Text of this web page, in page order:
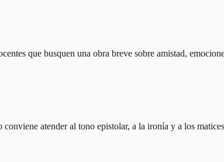
que busquen una obra breve sobre amistad,
atender al tono epistolar, a la ironía y a los